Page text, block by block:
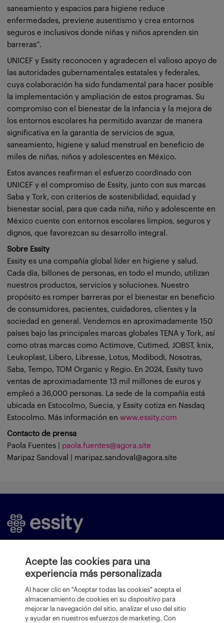
saneamiento y espacios para higiene reduce
enfermedades, previene ausentismo y crea entornos
seguros e inclusivos donde niñas y niños aprenden sin
barreras”.
UNICEF y Essity reconocen y agradecen el valioso apoyo de
las autoridades gubernamentales estatales y federales,
cuya colaboración ha sido fundamental para hacer posible
la implementación y ampliación de estos programas. Su
compromiso con el bienestar de la infancia y la mejora de
los entornos escolares ha permitido avanzar de manera
significativa en la garantía de servicios de agua,
saneamiento, higiene y salud menstrual en beneficio de
miles de niñas, niños y adolescentes en México.
Estos avances reafirman el esfuerzo coordinado con
UNICEF y el compromiso de Essity, junto con sus marcas
Saba y Tork, con criterios de sostenibilidad, equidad y
bienestar social, para que cada niña, niño y adolescente en
México cuente con entornos escolares limpios, seguros y
dignos, que favorezcan su desarrollo integral.
Sobre Essity
Essity es una compañía global líder en higiene y salud.
Cada día, billones de personas, en todo el mundo, utilizan
nuestros productos, servicios y soluciones. Nuestro
propósito es romper barreras por el bienestar en beneficio
de consumidores, pacientes, cuidadores, clientes y la
sociedad en general. Vendemos en aproximadamente 150
países bajo las principales marcas globales TENA y Tork, así
como otras marcas como Actimove, Cutimed, JOBST, knix,
Leukoplast, Libero, Libresse, Lotus, Modibodi, Nosotras,
Saba, Tempo, TOM Organic y Regio. En 2024, Essity tuvo
ventas de aproximadamente 13 mil millones de euros y
empleó a 36,000 personas. La sede de la compañía está
ubicada en Estocolmo, Suecia, y Essity cotiza en Nasdaq
Estocolmo. Más información en www.essity.com
Contacto de prensa
Paola Fuentes | paola.fuentes@agora.site
Maripaz Sandoval | maripaz.sandoval@agora.site
Marcas
Empresa
Essentials Initiative
Contáctenos
Política de privacidad
Política de cookies
Términos y condiciones
Aviso de privacidad
Acepte las cookies para una
experiencia más personalizada
Al hacer clic en "Aceptar todas las cookies" acepta el
almacenamiento de cookies en su dispositivo para
mejorar la navegación del sitio, analizar el uso del sitio
y ayudar en nuestros esfuerzos de marketing. Con